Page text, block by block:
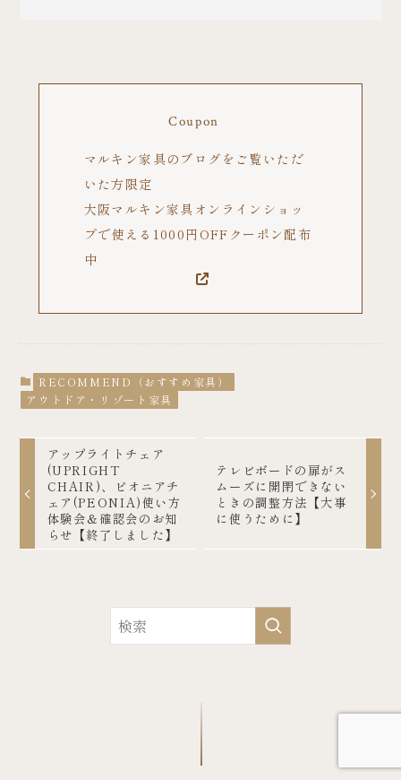
Coupon
マルキン家具のブログをご覧いただ
いた方限定
大阪マルキン家具オンラインショッ
プで使える1000円OFFクーポン配布
中
RECOMMEND（おすすめ家具）
アウトドア・リゾート家具
アップライトチェア
(UPRIGHT
CHAIR)、ピオニアチ
ェア(PEONIA)使い方
体験会＆確認会のお知
らせ【終了しました】
テレビボードの扉がス
ムーズに開閉できない
ときの調整方法【大事
に使うために】